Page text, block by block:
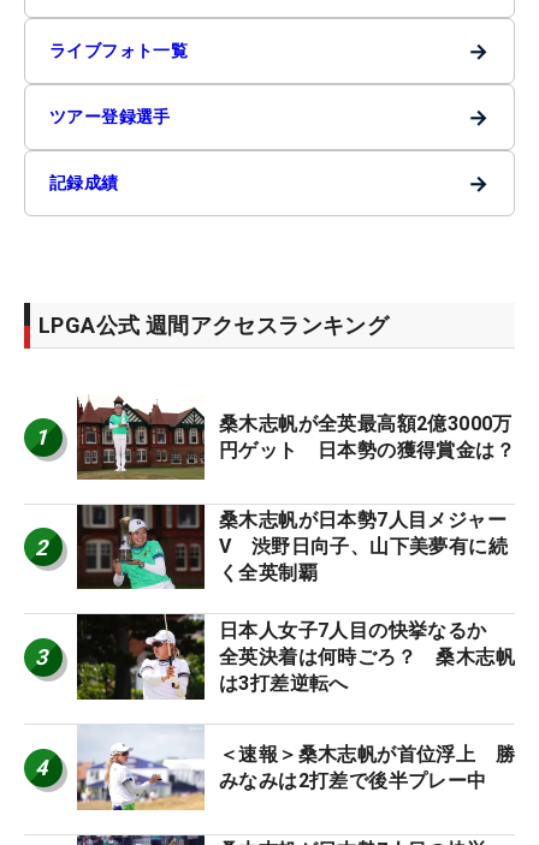
ライブフォト一覧 →
ツアー登録選手 →
記録成績 →
LPGA公式 週間アクセスランキング
1
桑木志帆が全英最高額2億3000万
円ゲット 日本勢の獲得賞金は？
2
桑木志帆が日本勢7人目メジャー
V 渋野日向子、山下美夢有に続
く全英制覇
3
日本人女子7人目の快挙なるか
全英決着は何時ごろ？ 桑木志帆
は3打差逆転へ
4
＜速報＞桑木志帆が首位浮上 勝
みなみは2打差で後半プレー中